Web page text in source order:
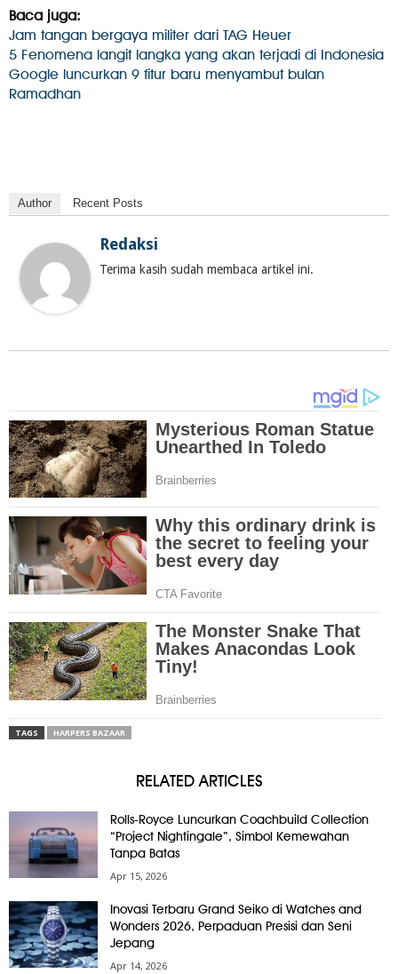
Baca juga:
Jam tangan bergaya militer dari TAG Heuer
5 Fenomena langit langka yang akan terjadi di Indonesia
Google luncurkan 9 fitur baru menyambut bulan
Ramadhan
Author Recent Posts
Redaksi
Terima kasih sudah membaca artikel ini.
TAGS HARPERS BAZAAR
RELATED ARTICLES
Rolls-Royce Luncurkan Coachbuild Collection
“Project Nightingale”, Simbol Kemewahan
Tanpa Batas
Apr 15, 2026
Inovasi Terbaru Grand Seiko di Watches and
Wonders 2026, Perpaduan Presisi dan Seni
Jepang
Apr 14, 2026